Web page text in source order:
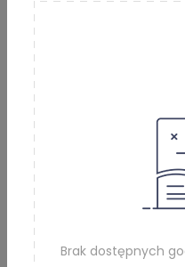
Informacje i usługi
Opinie
Artykuły
Brak dostępnych